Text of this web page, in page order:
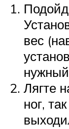
вес
Лягте
ног,